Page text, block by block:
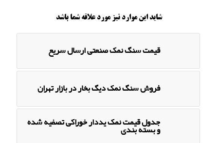
شاید این موارد نیز مورد علاقه شما باشد
قیمت سنگ نمک صنعتی ارسال سریع
فروش سنگ نمک دیگ بخار در بازار تهران
جدول قیمت نمک یددار خوراکی تصفیه شده
و بسته بندی